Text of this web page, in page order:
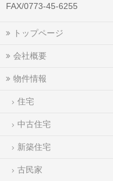
FAX/0773-45-6255
トップページ
会社概要
物件情報
住宅
中古住宅
新築住宅
古民家